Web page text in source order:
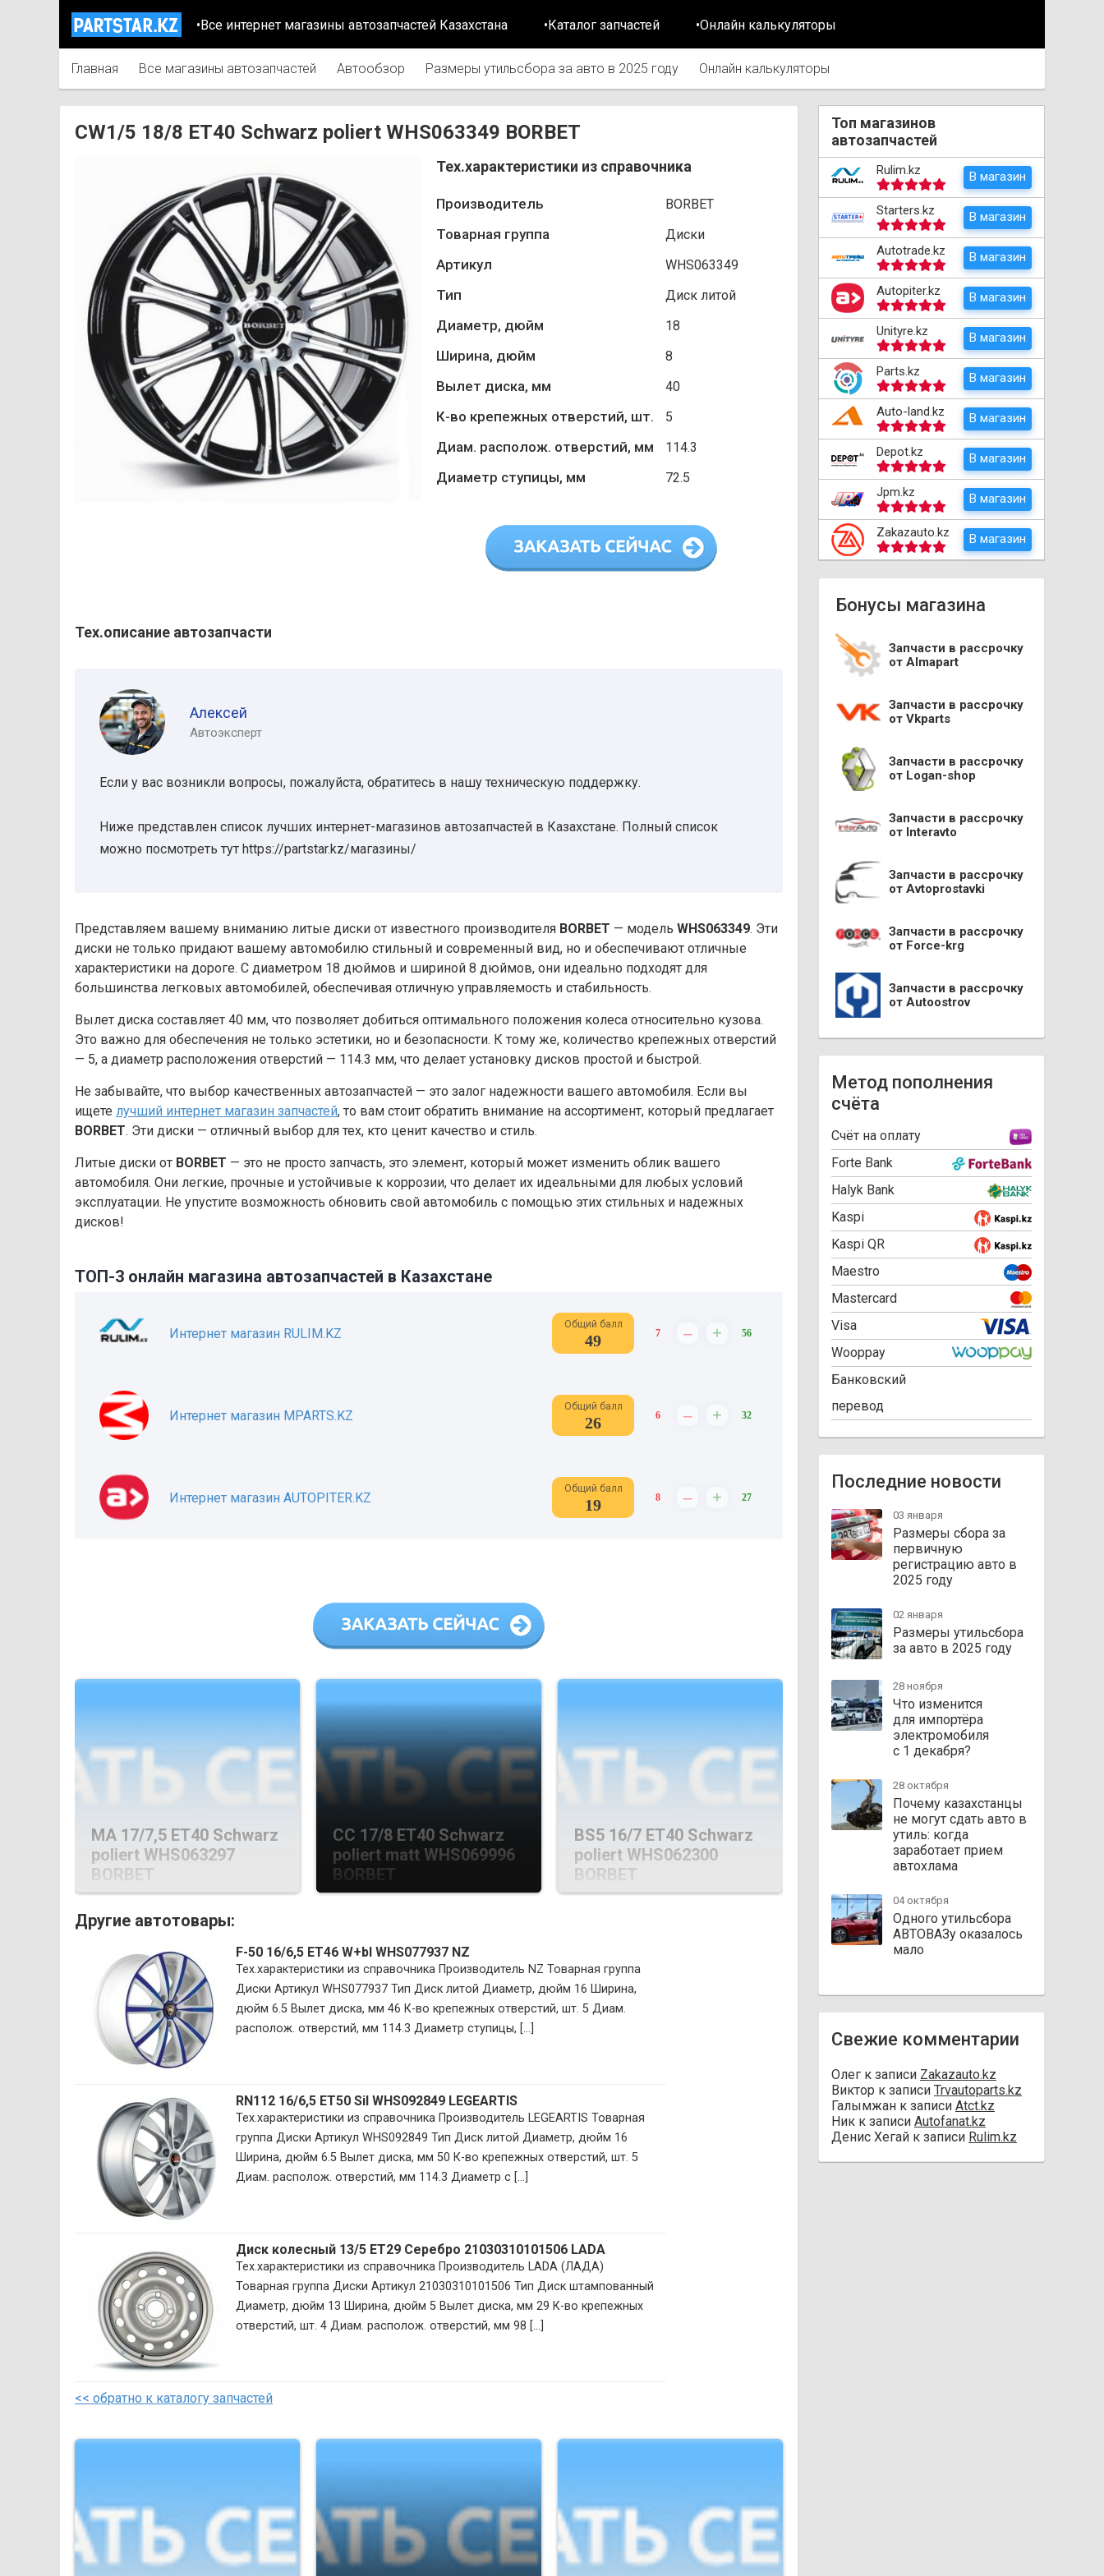
•Все интернет магазины автозапчастей Казахстана •Каталог запчастей •Онлайн калькуляторы
Главная Все магазины автозапчастей Автообзор Размеры утильсбора за авто в 2025 году Онлайн калькуляторы
CW1/5 18/8 ET40 Schwarz poliert WHS063349 BORBET
Тех.характеристики из справочника
Производитель BORBET
Товарная группа Диски
Артикул WHS063349
Тип Диск литой
Диаметр, дюйм 18
Ширина, дюйм 8
Вылет диска, мм 40
К-во крепежных отверстий, шт. 5
Диам. располож. отверстий, мм 114.3
Диаметр ступицы, мм 72.5
Тех.описание автозапчасти
Алексей
Автоэксперт
Если у вас возникли вопросы, пожалуйста, обратитесь в нашу техническую поддержку.
Ниже представлен список лучших интернет-магазинов автозапчастей в Казахстане. Полный список
можно посмотреть тут https://partstar.kz/магазины/
Представляем вашему вниманию литые диски от известного производителя BORBET — модель WHS063349. Эти
диски не только придают вашему автомобилю стильный и современный вид, но и обеспечивают отличные
характеристики на дороге. С диаметром 18 дюймов и шириной 8 дюймов, они идеально подходят для
большинства легковых автомобилей, обеспечивая отличную управляемость и стабильность.
Вылет диска составляет 40 мм, что позволяет добиться оптимального положения колеса относительно кузова.
Это важно для обеспечения не только эстетики, но и безопасности. К тому же, количество крепежных отверстий
— 5, а диаметр расположения отверстий — 114.3 мм, что делает установку дисков простой и быстрой.
Не забывайте, что выбор качественных автозапчастей — это залог надежности вашего автомобиля. Если вы
ищете лучший интернет магазин запчастей, то вам стоит обратить внимание на ассортимент, который предлагает
BORBET. Эти диски — отличный выбор для тех, кто ценит качество и стиль.
Литые диски от BORBET — это не просто запчасть, это элемент, который может изменить облик вашего
автомобиля. Они легкие, прочные и устойчивые к коррозии, что делает их идеальными для любых условий
эксплуатации. Не упустите возможность обновить свой автомобиль с помощью этих стильных и надежных
дисков!
ТОП-3 онлайн магазина автозапчастей в Казахстане
Интернет магазин RULIM.KZ
Общий балл
49 7 – + 56
Интернет магазин MPARTS.KZ
Общий балл
26 6 – + 32
Интернет магазин AUTOPITER.KZ
Общий балл
19 8 – + 27
MA 17/7,5 ET40 Schwarz
poliert WHS063297
BORBET
CC 17/8 ET40 Schwarz
poliert matt WHS069996
BORBET
BS5 16/7 ET40 Schwarz
poliert WHS062300
BORBET
Другие автотовары:
F-50 16/6,5 ET46 W+bl WHS077937 NZ
Тех.характеристики из справочника Производитель NZ Товарная группа
Диски Артикул WHS077937 Тип Диск литой Диаметр, дюйм 16 Ширина,
дюйм 6.5 Вылет диска, мм 46 К-во крепежных отверстий, шт. 5 Диам.
располож. отверстий, мм 114.3 Диаметр ступицы, [...]
RN112 16/6,5 ET50 Sil WHS092849 LEGEARTIS
Тех.характеристики из справочника Производитель LEGEARTIS Товарная
группа Диски Артикул WHS092849 Тип Диск литой Диаметр, дюйм 16
Ширина, дюйм 6.5 Вылет диска, мм 50 К-во крепежных отверстий, шт. 5
Диам. располож. отверстий, мм 114.3 Диаметр с [...]
Диск колесный 13/5 ET29 Серебро 21030310101506 LADA
Тех.характеристики из справочника Производитель LADA (ЛАДА)
Товарная группа Диски Артикул 21030310101506 Тип Диск штампованный
Диаметр, дюйм 13 Ширина, дюйм 5 Вылет диска, мм 29 К-во крепежных
отверстий, шт. 4 Диам. располож. отверстий, мм 98 [...]
<< обратно к каталогу запчастей
Топ магазинов
автозапчастей
Rulim.kz В магазин
Starters.kz В магазин
Autotrade.kz В магазин
Autopiter.kz В магазин
Unityre.kz В магазин
Parts.kz В магазин
Auto-land.kz В магазин
Depot.kz В магазин
Jpm.kz В магазин
Zakazauto.kz В магазин
Бонусы магазина
Запчасти в рассрочку
от Almapart
Запчасти в рассрочку
от Vkparts
Запчасти в рассрочку
от Logan-shop
Запчасти в рассрочку
от Interavto
Запчасти в рассрочку
от Avtoprostavki
Запчасти в рассрочку
от Force-krg
Запчасти в рассрочку
от Autoostrov
Метод пополнения
счёта
Cчёт на оплату
Forte Bank
Halyk Bank
Kaspi
Kaspi QR
Maestro
Mastercard
Visa
Wooppay
Банковский
перевод
Последние новости
03 января
Размеры сбора за
первичную
регистрацию авто в
2025 году
02 января
Размеры утильсбора
за авто в 2025 году
28 ноября
Что изменится
для импортёра
электромобиля
с 1 декабря?
28 октября
Почему казахстанцы
не могут сдать авто в
утиль: когда
заработает прием
автохлама
04 октября
Одного утильсбора
АВТОВАЗу оказалось
мало
Свежие комментарии
Олег к записи Zakazauto.kz
Виктор к записи Trvautoparts.kz
Галымжан к записи Atct.kz
Ник к записи Autofanat.kz
Денис Хегай к записи Rulim.kz